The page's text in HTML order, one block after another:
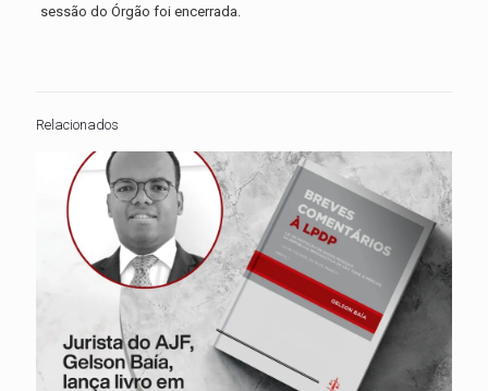
sessão do Órgão foi encerrada.
Relacionados